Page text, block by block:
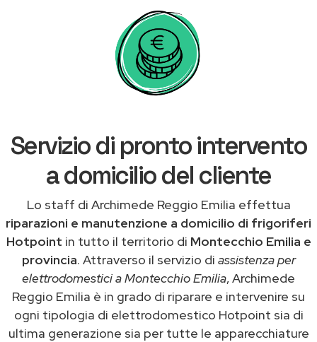
Servizio di pronto intervento
a domicilio del cliente
Lo staff di Archimede Reggio Emilia effettua
riparazioni e manutenzione a domicilio di frigoriferi
Hotpoint in tutto il territorio di Montecchio Emilia e
provincia. Attraverso il servizio di assistenza per
elettrodomestici a Montecchio Emilia, Archimede
Reggio Emilia è in grado di riparare e intervenire su
ogni tipologia di elettrodomestico Hotpoint sia di
ultima generazione sia per tutte le apparecchiature